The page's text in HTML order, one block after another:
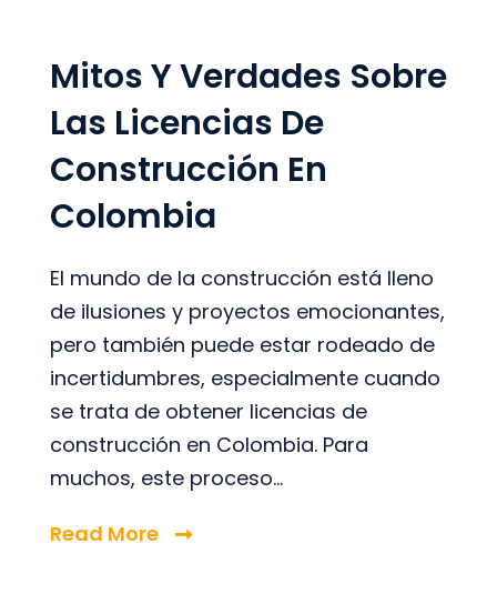
Mitos Y Verdades Sobre
Las Licencias De
Construcción En
Colombia
El mundo de la construcción está lleno
de ilusiones y proyectos emocionantes,
pero también puede estar rodeado de
incertidumbres, especialmente cuando
se trata de obtener licencias de
construcción en Colombia. Para
muchos, este proceso...
Read More